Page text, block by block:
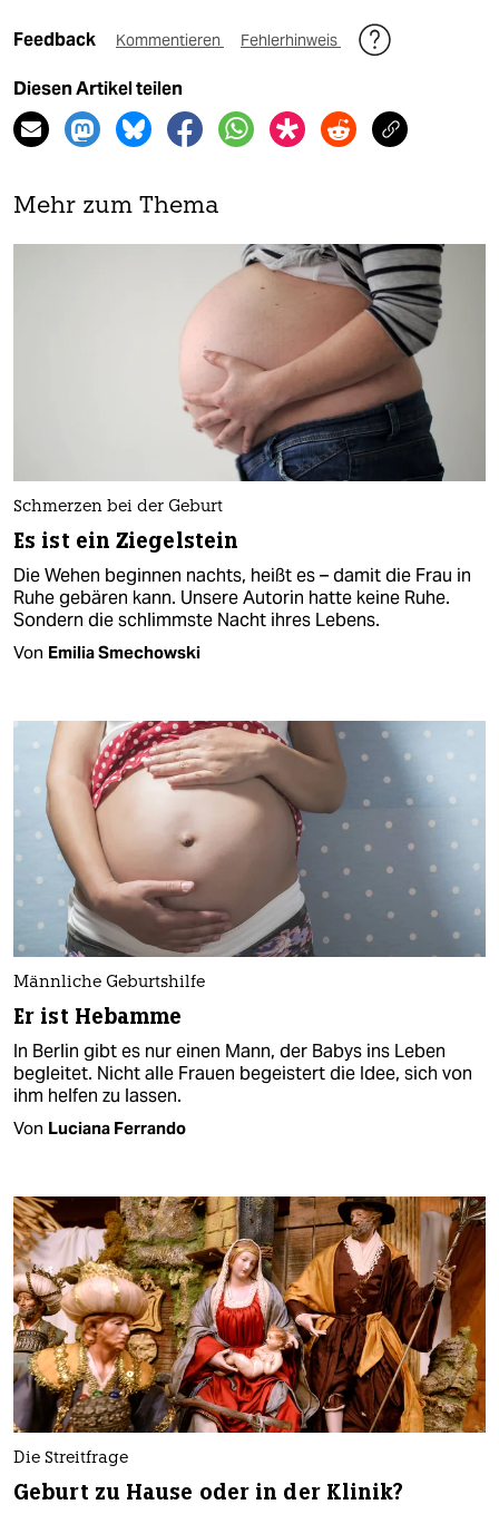
Feedback Kommentieren Fehlerhinweis
Diesen Artikel teilen
Mehr zum Thema
Schmerzen bei der Geburt
Es ist ein Ziegelstein
Die Wehen beginnen nachts, heißt es – damit die Frau in
Ruhe gebären kann. Unsere Autorin hatte keine Ruhe.
Sondern die schlimmste Nacht ihres Lebens.
Von Emilia Smechowski
Männliche Geburtshilfe
Er ist Hebamme
In Berlin gibt es nur einen Mann, der Babys ins Leben
begleitet. Nicht alle Frauen begeistert die Idee, sich von
ihm helfen zu lassen.
Von Luciana Ferrando
Die Streitfrage
Geburt zu Hause oder in der Klinik?